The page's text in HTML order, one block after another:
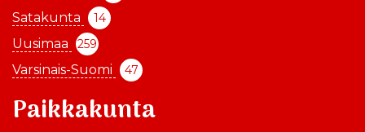
Satakunta 14
Uusimaa 259
Varsinais-Suomi 47
Paikkakunta